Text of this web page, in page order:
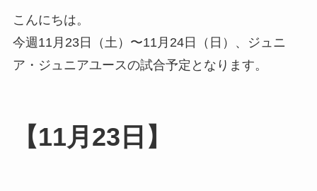
こんにちは。
今週11月23日（土）〜11月24日（日）、ジュニ
ア・ジュニアユースの試合予定となります。
【11月23日】